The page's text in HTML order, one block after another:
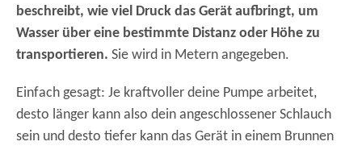
beschreibt, wie viel Druck das Gerät aufbringt, um
Wasser über eine bestimmte Distanz oder Höhe zu
transportieren. Sie wird in Metern angegeben.
Einfach gesagt: Je kraftvoller deine Pumpe arbeitet,
desto länger kann also dein angeschlossener Schlauch
sein und desto tiefer kann das Gerät in einem Brunnen